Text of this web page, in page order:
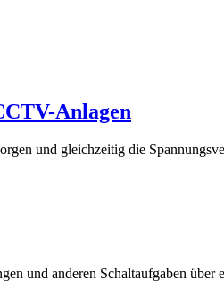
Anlagen
und gleichzeitig die
und anderen Schaltaufgaben über